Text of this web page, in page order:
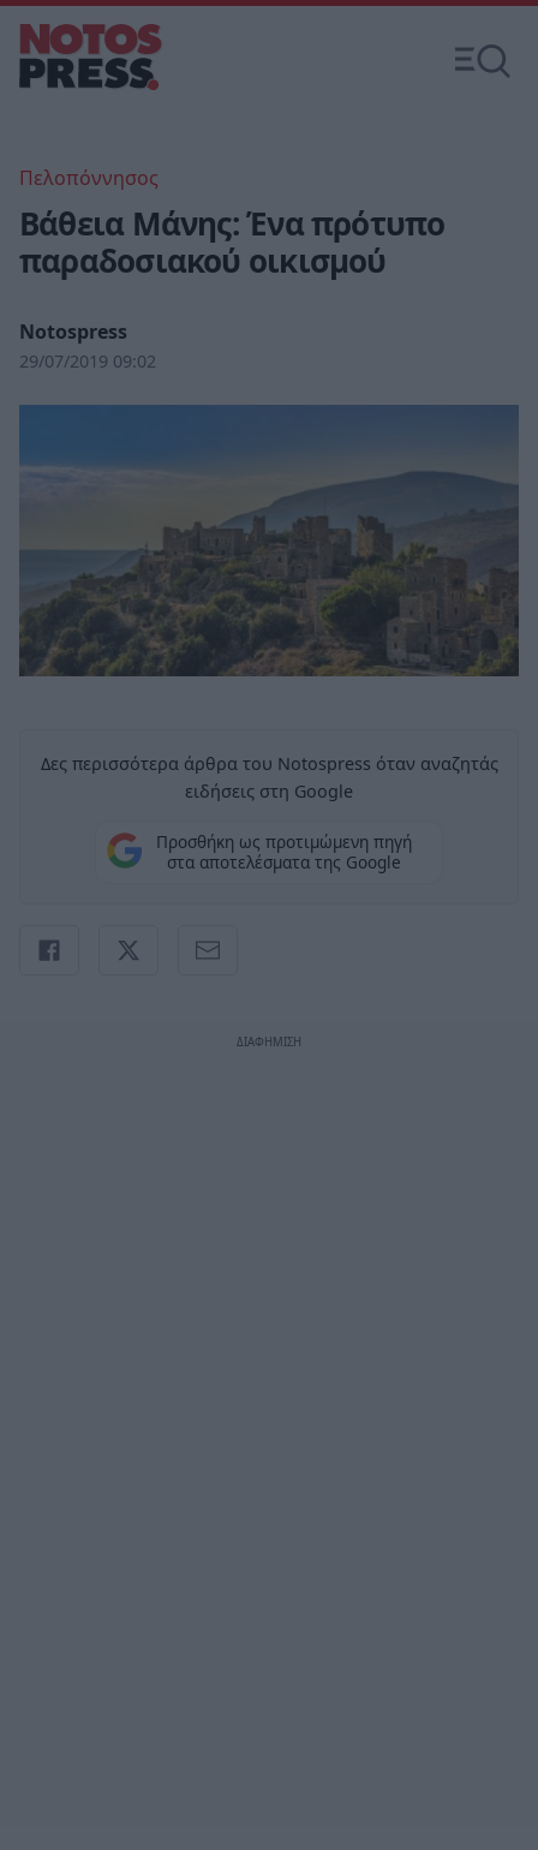
Πελοπόννησος
Βάθεια Μάνης: Ένα πρότυπο
παραδοσιακού οικισμού
Notospress
29/07/2019 09:02
Δες περισσότερα άρθρα του Notospress όταν αναζητάς
ειδήσεις στη Google
Προσθήκη ως προτιμώμενη πηγή
στα αποτελέσματα της Google